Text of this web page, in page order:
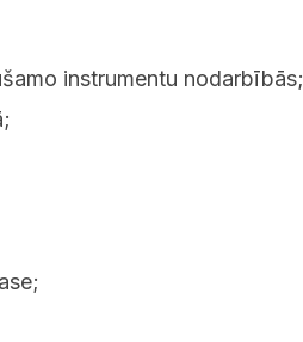
instrumentu nodarbībās;